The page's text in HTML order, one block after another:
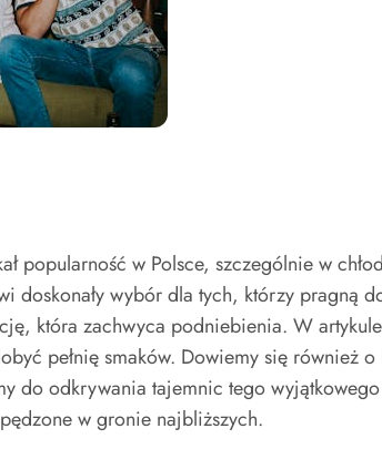
popularność w Polsce, szczególnie w
doskonały wybór dla tych, którzy pragną
która zachwyca podniebienia. W
pełnię smaków. Dowiemy się również
do odkrywania tajemnic tego
w gronie najbliższych.